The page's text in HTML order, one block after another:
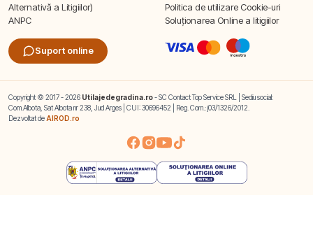
Alternativă a Litigiilor)
ANPC
Suport online
Politica de utilizare Cookie-uri
Soluționarea Online a litigiilor
Copyright © 2017 - 2026 Utilajedegradina.ro- SC Contact Top Service SRL | Sediu social:
Com.Albota, Sat Albota nr 238, Jud Arges | CUI: 30696452 | Reg. Com.: j03/1326/2012.
Dezvoltat de AIROD.ro